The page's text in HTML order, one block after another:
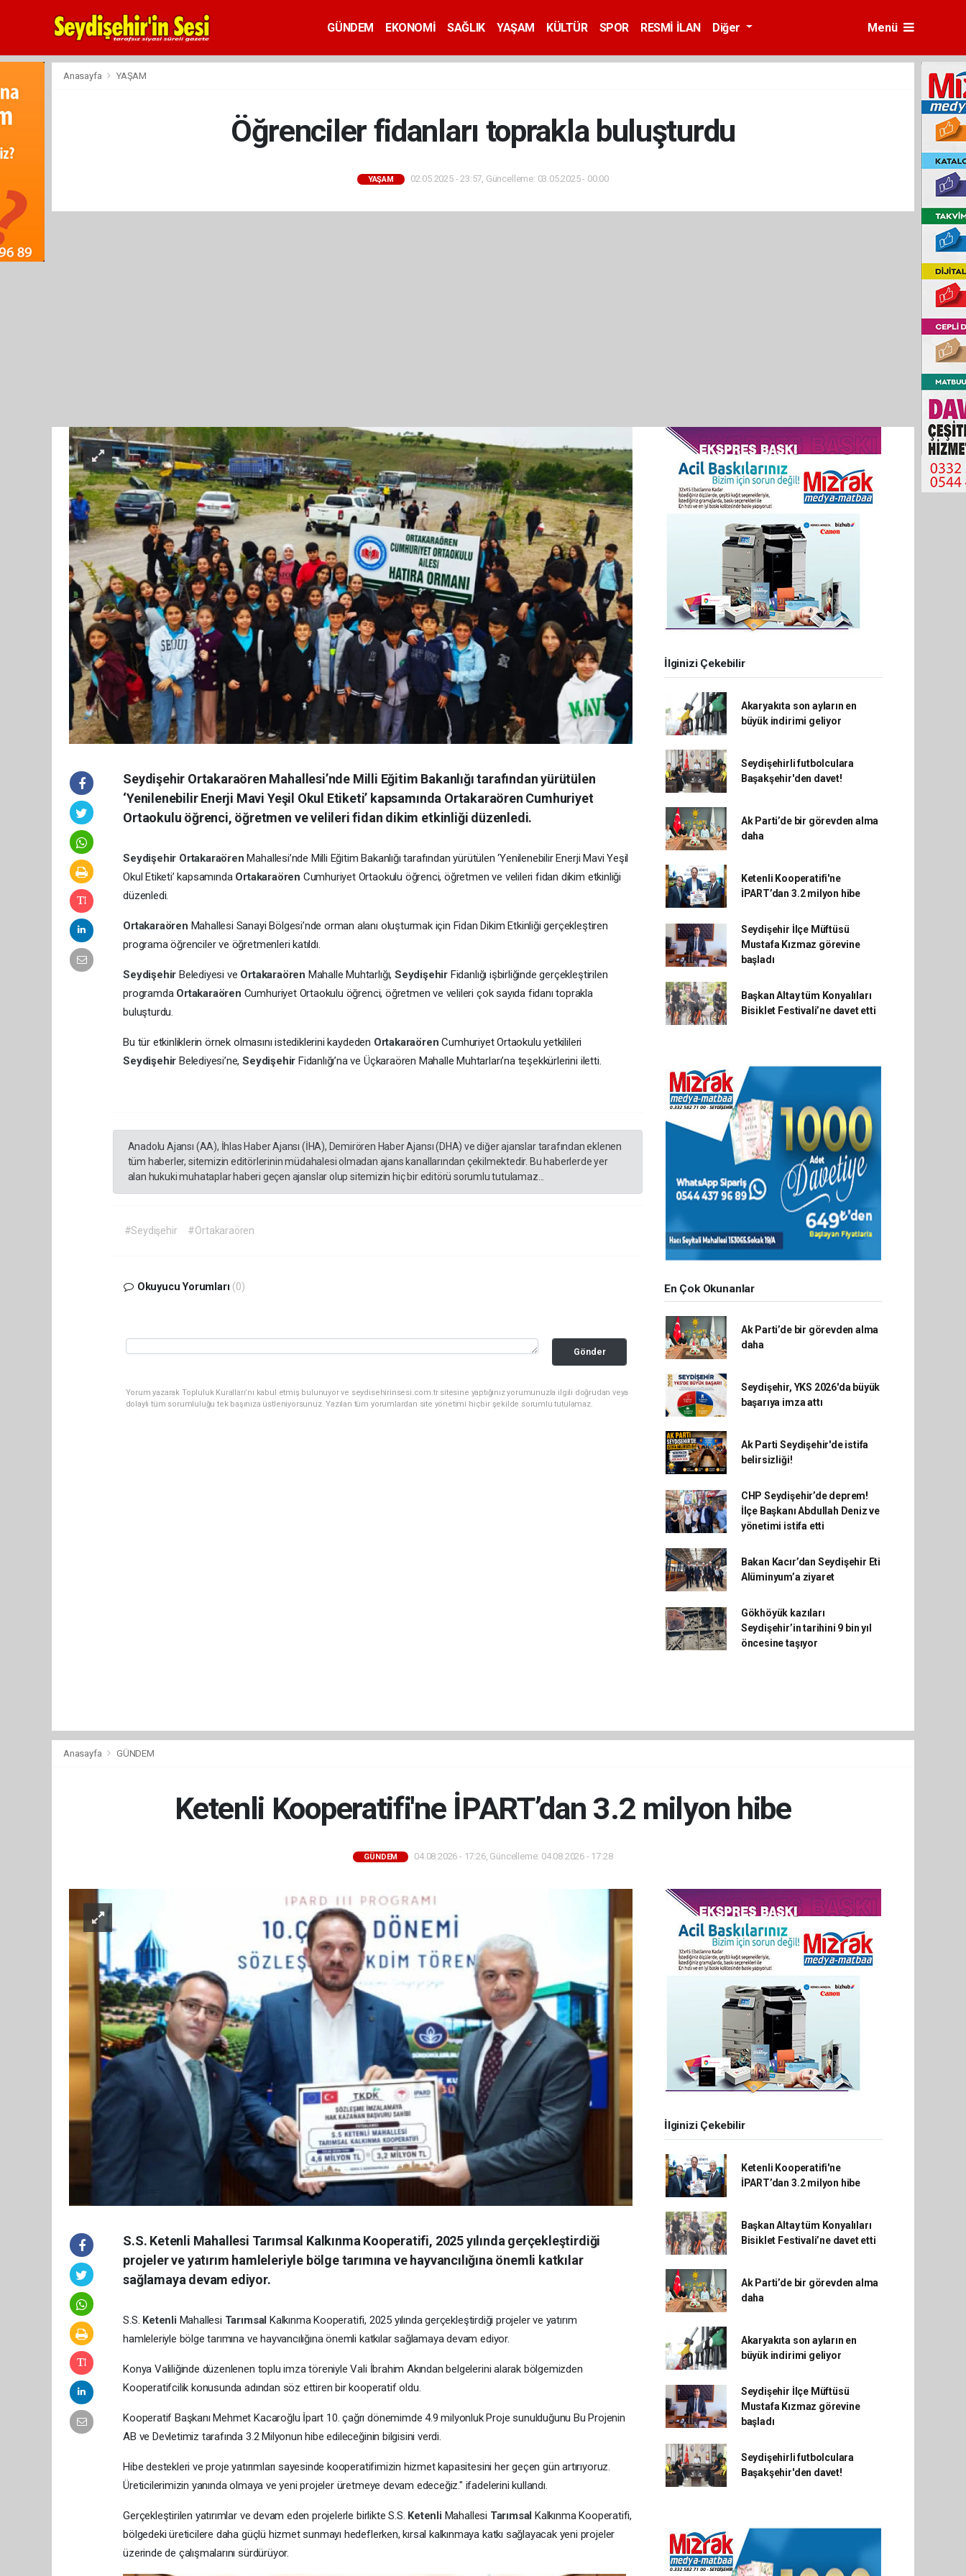
GÜNDEM EKONOMİ SAĞLIK YAŞAM KÜLTÜR SPOR RESMİ İLAN Diğer Menü
Anasayfa YAŞAM
Öğrenciler fidanları toprakla buluşturdu
YAŞAM 02.05.2025 - 23:57, Güncelleme: 03.05.2025 - 00:00
Seydişehir Ortakaraören Mahallesi’nde Milli Eğitim Bakanlığı tarafından yürütülen
‘Yenilenebilir Enerji Mavi Yeşil Okul Etiketi’ kapsamında Ortakaraören Cumhuriyet
Ortaokulu öğrenci, öğretmen ve velileri fidan dikim etkinliği düzenledi.
Seydişehir OrtakaraörenMahallesi’nde Milli Eğitim Bakanlığı tarafından yürütülen ‘Yenilenebilir Enerji Mavi Yeşil
Okul Etiketi’ kapsamında Ortakaraören Cumhuriyet Ortaokulu öğrenci, öğretmen ve velileri fidan dikim etkinliği
düzenledi.
Ortakaraören Mahallesi Sanayi Bölgesi’nde orman alanı oluşturmak için Fidan Dikim Etkinliği gerçekleştiren
programa öğrenciler ve öğretmenleri katıldı.
Seydişehir Belediyesi ve Ortakaraören Mahalle Muhtarlığı, Seydişehir Fidanlığı işbirliğinde gerçekleştirilen
programda Ortakaraören Cumhuriyet Ortaokulu öğrenci, öğretmen ve velileri çok sayıda fidanı toprakla
buluşturdu.
Bu tür etkinliklerin örnek olmasını istediklerini kaydeden OrtakaraörenCumhuriyet Ortaokulu yetkilileri
Seydişehir Belediyesi’ne,Seydişehir Fidanlığı’na ve Üçkaraören Mahalle Muhtarları’na teşekkürlerini iletti.
Anadolu Ajansı (AA), İhlas Haber Ajansı (İHA), Demirören Haber Ajansı (DHA) ve diğer ajanslar tarafından eklenen
tüm haberler, sitemizin editörlerinin müdahalesi olmadan ajans kanallarından çekilmektedir. Bu haberlerde yer
alan hukuki muhataplar haberi geçen ajanslar olup sitemizin hiç bir editörü sorumlu tutulamaz...
#Seydişehir #Ortakaraören
Okuyucu Yorumları (0)
Gönder
Yorum yazarak Topluluk Kuralları’nı kabul etmiş bulunuyor ve seydisehirinsesi.com.tr sitesine yaptığınız yorumunuzla ilgili doğrudan veya
dolaylı tüm sorumluluğu tek başınıza üstleniyorsunuz. Yazılan tüm yorumlardan site yönetimi hiçbir şekilde sorumlu tutulamaz.
İlginizi Çekebilir
Akaryakıta son ayların en
büyük indirimi geliyor
Seydişehirli futbolculara
Başakşehir'den davet!
Ak Parti’de bir görevden alma
daha
Ketenli Kooperatifi'ne
İPART’dan 3.2 milyon hibe
Seydişehir İlçe Müftüsü
Mustafa Kızmaz görevine
başladı
Başkan Altay tüm Konyalıları
Bisiklet Festivali’ne davet etti
En Çok Okunanlar
Ak Parti’de bir görevden alma
daha
Seydişehir, YKS 2026'da büyük
başarıya imza attı
Ak Parti Seydişehir'de istifa
belirsizliği!
CHP Seydişehir’de deprem!
İlçe Başkanı Abdullah Deniz ve
yönetimi istifa etti
Bakan Kacır’dan Seydişehir Eti
Alüminyum’a ziyaret
Gökhöyük kazıları
Seydişehir’in tarihini 9 bin yıl
öncesine taşıyor
Anasayfa GÜNDEM
Ketenli Kooperatifi'ne İPART’dan 3.2 milyon hibe
GÜNDEM 04.08.2026 - 17:26, Güncelleme: 04.08.2026 - 17:28
S.S. Ketenli Mahallesi Tarımsal Kalkınma Kooperatifi, 2025 yılında gerçekleştirdiği
projeler ve yatırım hamleleriyle bölge tarımına ve hayvancılığına önemli katkılar
sağlamaya devam ediyor.
S.S. Ketenli Mahallesi Tarımsal Kalkınma Kooperatifi, 2025 yılında gerçekleştirdiği projeler ve yatırım
hamleleriyle bölge tarımına ve hayvancılığına önemli katkılar sağlamaya devam ediyor.
Konya Valiliğinde düzenlenen toplu imza töreniyle Vali İbrahim Akından belgelerini alarak bölgemizden
Kooperatifcilik konusunda adından söz ettiren bir kooperatif oldu.
Kooperatif Başkanı Mehmet Kacaroğlu İpart 10. çağrı dönemimde 4.9 milyonluk Proje sunulduğunu Bu Projenin
AB ve Devletimiz tarafında 3.2 Milyonun hibe edileceğinin bilgisini verdi.
Hibe destekleri ve proje yatırımları sayesinde kooperatifimizin hizmet kapasitesini her geçen gün artırıyoruz.
Üreticilerimizin yanında olmaya ve yeni projeler üretmeye devam edeceğiz." ifadelerini kullandı.
Gerçekleştirilen yatırımlar ve devam eden projelerle birlikte S.S. Ketenli Mahallesi TarımsalKalkınma Kooperatifi,
bölgedeki üreticilere daha güçlü hizmet sunmayı hedeflerken, kırsal kalkınmaya katkı sağlayacak yeni projeler
üzerinde de çalışmalarını sürdürüyor.
İlginizi Çekebilir
Ketenli Kooperatifi'ne
İPART’dan 3.2 milyon hibe
Başkan Altay tüm Konyalıları
Bisiklet Festivali’ne davet etti
Ak Parti’de bir görevden alma
daha
Akaryakıta son ayların en
büyük indirimi geliyor
Seydişehir İlçe Müftüsü
Mustafa Kızmaz görevine
başladı
Seydişehirli futbolculara
Başakşehir'den davet!